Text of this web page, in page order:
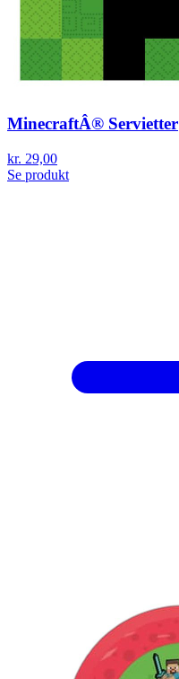
MinecraftÂ® Servietter
kr. 29,00
Se produkt